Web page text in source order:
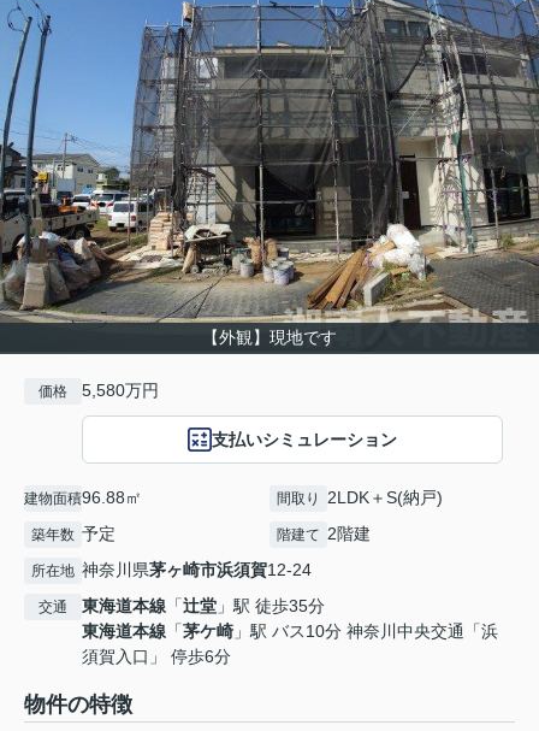
【外観】現地です
価格 5,580万円
支払いシミュレーション
建物面積96.88㎡ 間取り 2LDK＋S(納戸)
築年数 予定 階建て 2階建
所在地 神奈川県茅ヶ崎市浜須賀12-24
交通 東海道本線 「辻堂 」駅 徒歩35分
東海道本線 「茅ケ崎 」駅 バス10分 神奈川中央交通「浜
須賀入口」 停歩6分
物件の特徴